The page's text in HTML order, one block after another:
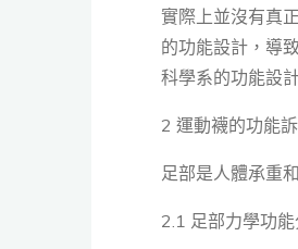
實際上並沒有真
的功能設計，導
科學系的功能設
2 運動襪的功能
足部是人體承重
2.1 足部力學功